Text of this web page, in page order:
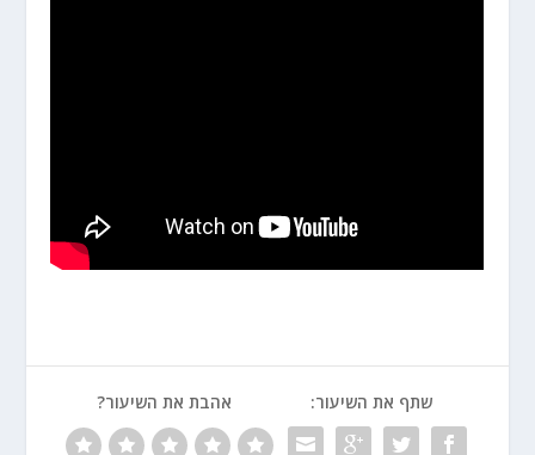
שתף את השיעור: אהבת את השיעור?